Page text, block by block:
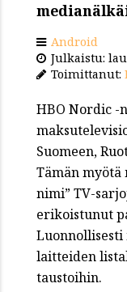
Android
Julkaistu:
Toimittanut:
HBO Nordic -
Suomeen,
Tämän myötä
nimi” TV-
erikoistunut
laitteiden
taustoihin.